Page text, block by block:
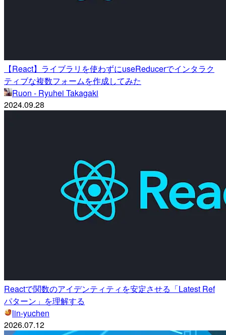
【React】ライブラリを使わずにuseReducerでインタラク
ティブな複数フォームを作成してみた
Ruon - Ryuhei Takagaki
2024.09.28
Reactで関数のアイデンティティを安定させる「Latest Ref
パターン」を理解する
lin-yuchen
2026.07.12